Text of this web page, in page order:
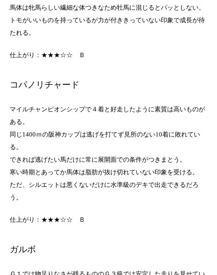
馬体は牝馬らしい繊細な体つきなため牡馬に混じるとパッとしない。
トモがいいものを持っているが力が付ききっていない印象で成長が待
たれる。
仕上がり：★★★☆☆ Ｂ
コパノリチャード
マイルチャンピオンシップで４着と好走したように素質は高いものが
ある。
同じ1400ｍの阪神カップは逃げを打てず見所のない10着に敗れてい
る。
できれば逃げたい馬だけに常に展開面での条件がつきまとう。
寒い時期とあってか馬体は脂肪が抜け切れていない印象を受ける。
ただ、シルエットは悪くないだけに水準級のデキで出走できるだろ
う。
仕上がり：★★★☆☆ Ｂ
ガルボ